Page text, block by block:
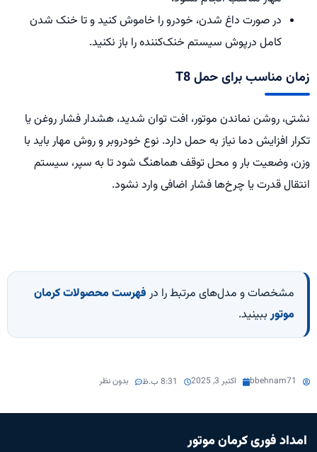
در صورت داغ شدن، خودرو را خاموش کنید و تا خنک شدن
کامل درپوش سیستم خنک‌کننده را باز نکنید.
زمان مناسب برای حمل T8
نشتی، روشن نماندن موتور، افت توان شدید، هشدار فشار روغن یا
تکرار افزایش دما نیاز به حمل دارد. نوع خودروبر و روش مهار باید با
وزن، وضعیت بار و محل توقف هماهنگ شود تا به سپر، سیستم
انتقال قدرت یا چرخ‌ها فشار اضافی وارد نشود.
مشخصات و مدل‌های مرتبط را در فهرست محصولات کرمان
موتورببینید.
bbehnam71 اکتبر 3, 2025 8:31 ب.ظ بدون نظر
امداد فوری کرمان موتور